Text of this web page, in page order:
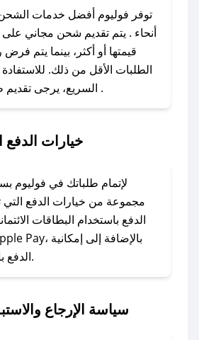
تواصل معنا عبر تويتر أو البريد
الرسائل الخاصة على تويتر أو
وسنقوم بحل المشكلة
في حال عدم توفر كوبونات
توفر فوليوم أفضل خدمات
أنحاء . يتم تقديم شحن مجاني على
قيمتها أو أكثر، بينما يتم
الطلبات الأقل من ذلك.
السريع، يرجى تقديم طلبك قبل الساعة .
خيارات الدفع
لإتمام طلباتك في فوليوم
مجموعة من خيارات الدفع التي
الدفع باستخدام البطاقات
الدفع بالتقسيط الشهري.
سياسة الإرجاع